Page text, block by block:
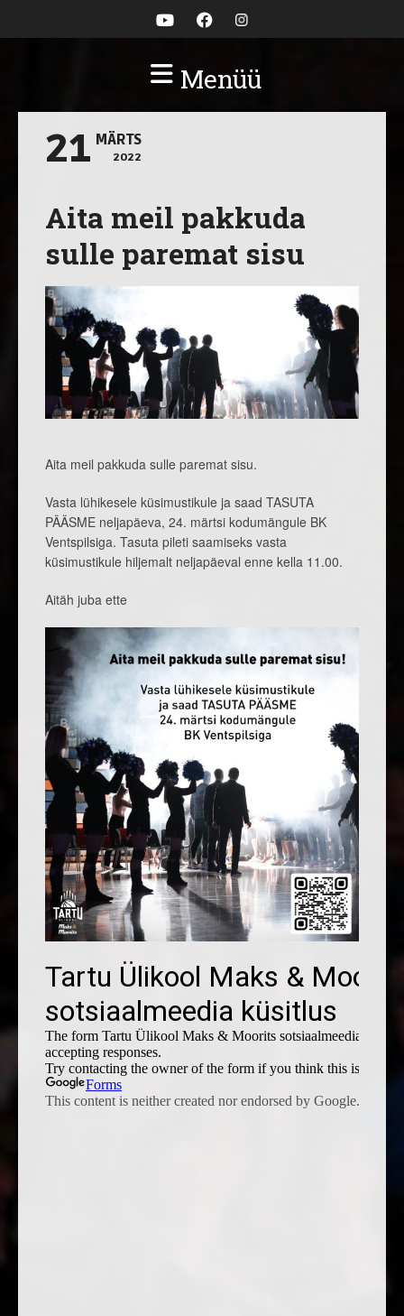
Menüü
21 MÄRTS
2022
Aita meil pakkuda
sulle paremat sisu
Aita meil pakkuda sulle paremat sisu.
Vasta lühikesele küsimustikule ja saad TASUTA
PÄÄSME neljapäeva, 24. märtsi kodumängule BK
Ventspilsiga. Tasuta pileti saamiseks vasta
küsimustikule hiljemalt neljapäeval enne kella 11.00.
Aitäh juba ette